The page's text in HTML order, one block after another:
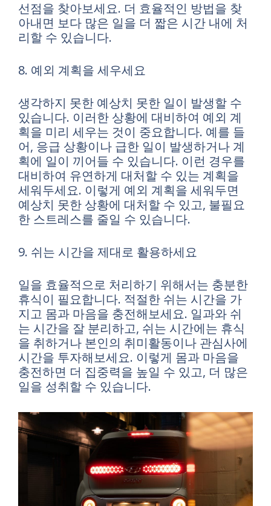
선점을 찾아보세요. 더 효율적인 방법을 찾
아내면 보다 많은 일을 더 짧은 시간 내에 처
리할 수 있습니다.
8. 예외 계획을 세우세요
생각하지 못한 예상치 못한 일이 발생할 수
있습니다. 이러한 상황에 대비하여 예외 계
획을 미리 세우는 것이 중요합니다. 예를 들
어, 응급 상황이나 급한 일이 발생하거나 계
획에 일이 끼어들 수 있습니다. 이런 경우를
대비하여 유연하게 대처할 수 있는 계획을
세워두세요. 이렇게 예외 계획을 세워두면
예상치 못한 상황에 대처할 수 있고, 불필요
한 스트레스를 줄일 수 있습니다.
9. 쉬는 시간을 제대로 활용하세요
일을 효율적으로 처리하기 위해서는 충분한
휴식이 필요합니다. 적절한 쉬는 시간을 가
지고 몸과 마음을 충전해보세요. 일과와 쉬
는 시간을 잘 분리하고, 쉬는 시간에는 휴식
을 취하거나 본인의 취미활동이나 관심사에
시간을 투자해보세요. 이렇게 몸과 마음을
충전하면 더 집중력을 높일 수 있고, 더 많은
일을 성취할 수 있습니다.